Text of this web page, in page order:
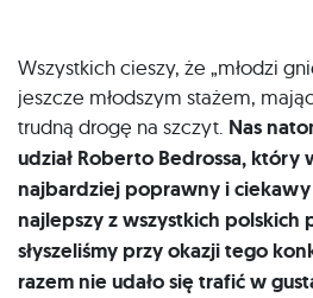
Wszystkich cieszy, że „młodzi
jeszcze młodszym stażem,
trudną drogę na szczyt. Nas
udział Roberto Bedrossa, który
najbardziej poprawny i
najlepszy z wszystkich polskich
słyszeliśmy przy okazji tego
razem nie udało się trafić w